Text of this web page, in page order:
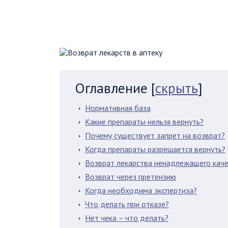
Оглавление [скрыть]
Нормативная база
Какие препараты нельзя вернуть?
Почему существует запрет на возврат?
Когда препараты разрешается вернуть?
Возврат лекарства ненадлежащего
Возврат через претензию
Когда необходима экспертиза?
Что делать при отказе?
Нет чека – что делать?